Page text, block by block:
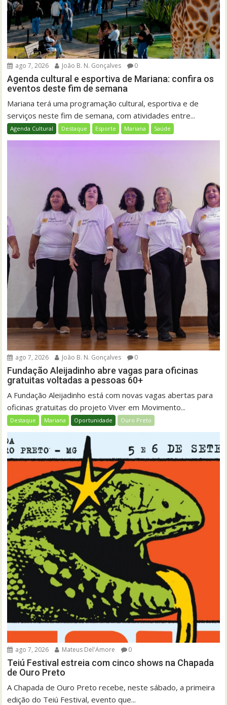
ago 7, 2026 João B. N. Gonçalves 0
Agenda cultural e esportiva de Mariana: confira os
eventos deste fim de semana
Mariana terá uma programação cultural, esportiva e de
serviços neste fim de semana, com atividades entre...
Agenda Cultural Destaque Esporte Mariana Saúde
ago 7, 2026 João B. N. Gonçalves 0
Fundação Aleijadinho abre vagas para oficinas
gratuitas voltadas a pessoas 60+
A Fundação Aleijadinho está com novas vagas abertas para
oficinas gratuitas do projeto Viver em Movimento...
Destaque Mariana Oportunidade Ouro Preto
ago 7, 2026 Mateus Del'Amore 0
Teiú Festival estreia com cinco shows na Chapada
de Ouro Preto
A Chapada de Ouro Preto recebe, neste sábado, a primeira
edição do Teiú Festival, evento que...